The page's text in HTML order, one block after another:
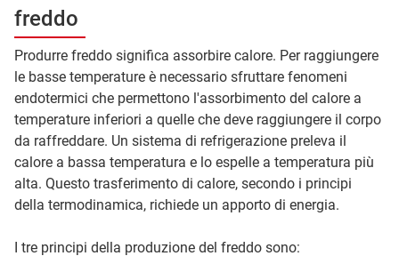
freddo
Produrre freddo significa assorbire calore. Per raggiungere
le basse temperature è necessario sfruttare fenomeni
endotermici che permettono l'assorbimento del calore a
temperature inferiori a quelle che deve raggiungere il corpo
da raffreddare. Un sistema di refrigerazione preleva il
calore a bassa temperatura e lo espelle a temperatura più
alta. Questo trasferimento di calore, secondo i principi
della termodinamica, richiede un apporto di energia.
I tre principi della produzione del freddo sono: